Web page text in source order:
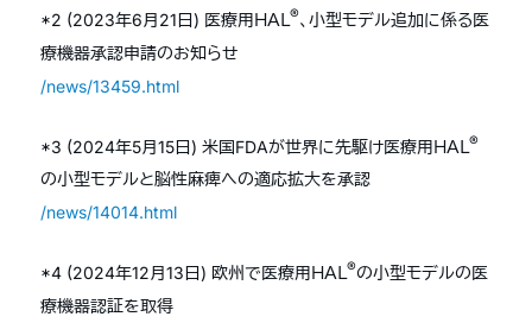
*2 (2023年6月21日) 医療用ＨＡＬ®、小型モデル追加に係る医
療機器承認申請のお知らせ
/news/13459.html
*3 (2024年5月15日) 米国FDAが世界に先駆け医療用ＨＡＬ ®
の小型モデルと脳性麻痺への適応拡大を承認
/news/14014.html
*4 (2024年12月13日) 欧州で医療用ＨＡＬ®の小型モデルの医
療機器認証を取得